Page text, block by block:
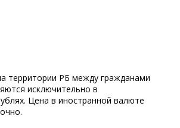
территории РБ между гражданами
исключительно в
Цена в иностранной валюте